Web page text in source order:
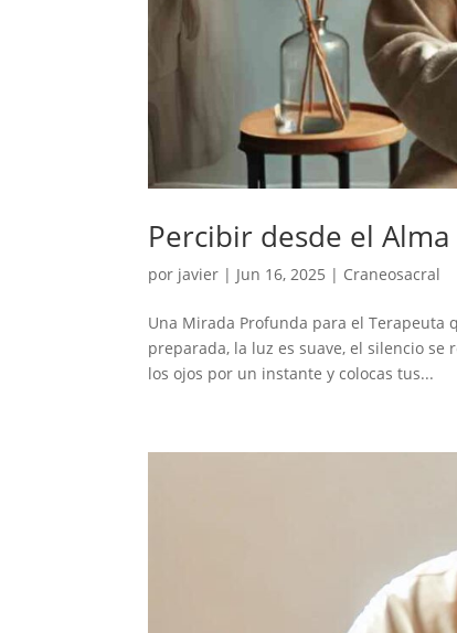
Percibir desde el Alma
por javier | Jun 16, 2025 | Craneosacral
Una Mirada Profunda para el Terapeuta
preparada, la luz es suave, el silencio
los ojos por un instante y colocas tus...